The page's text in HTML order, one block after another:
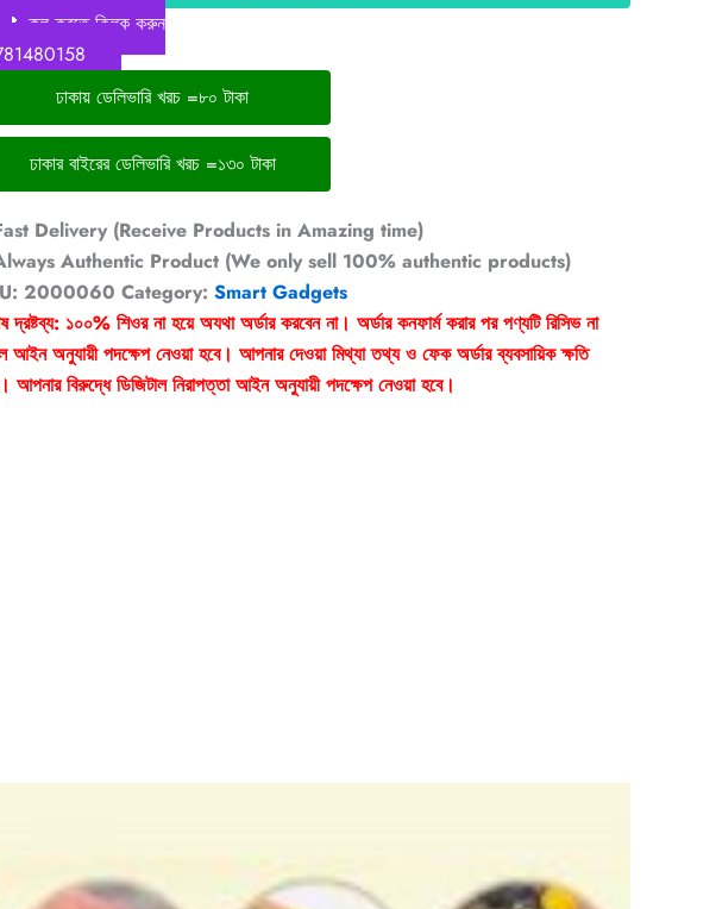
📞কল করতে ক্লিক করুন
ঢাকায় ডেলিভারি খরচ =৮০ টাকা
ঢাকার বাইরের ডেলিভারি খরচ =১৩০ টাকা
Delivery (Receive Products in Amazing time)
Authentic Product (We only sell 100% authentic products)
2000060 Category: Smart Gadgets
দ্রষ্টব্য: ১০০% শিওর না হয়ে অযথা অর্ডার করবেন না। অর্ডার কনফার্ম করার পর পণ্যটি রিসিভ না
আইন অনুযায়ী পদক্ষেপ নেওয়া হবে। আপনার দেওয়া মিথ্যা তথ্য ও ফেক অর্ডার ব্যবসায়িক ক্ষতি
আপনার বিরুদ্ধে ডিজিটাল নিরাপত্তা আইন অনুযায়ী পদক্ষেপ নেওয়া হবে।